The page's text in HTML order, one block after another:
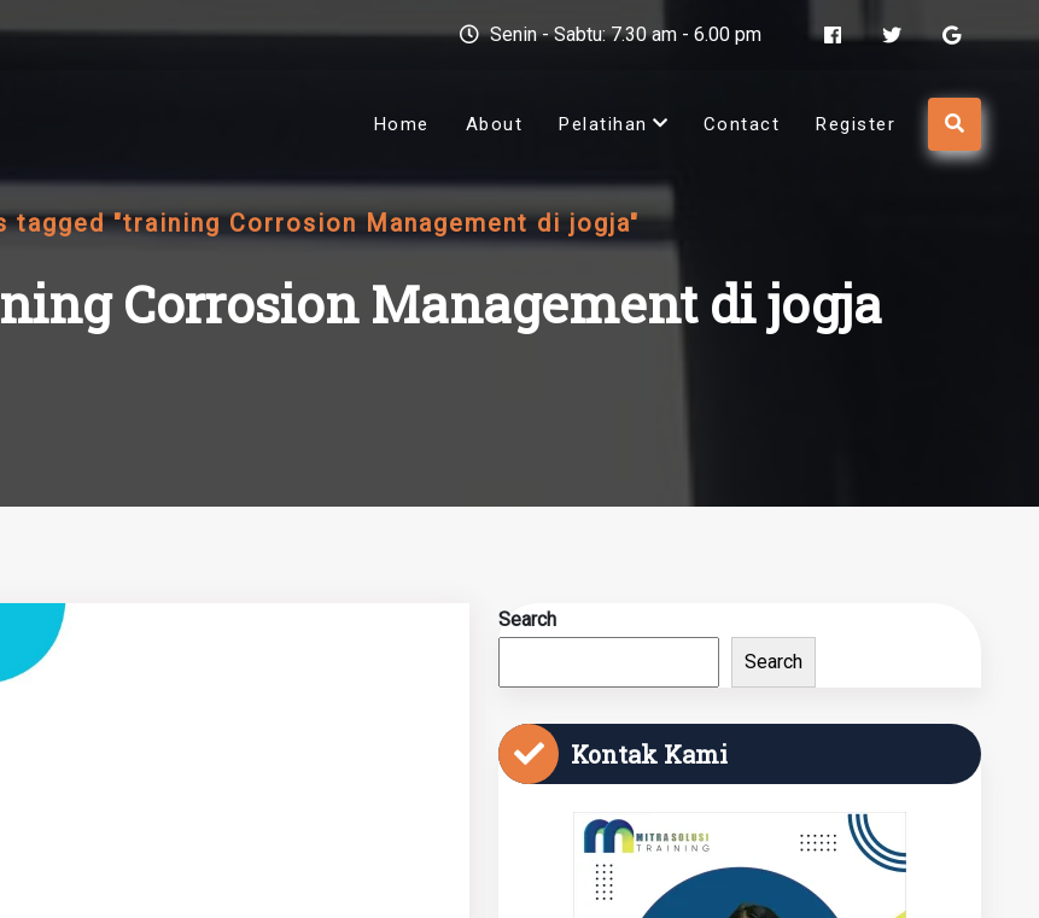
Senin - Sabtu: 7.30 am - 6.00 pm
Home About Pelatihan Contact Register
tagged "training Corrosion Management di jogja"
Corrosion Management di jogja
Search
Search
Kontak Kami